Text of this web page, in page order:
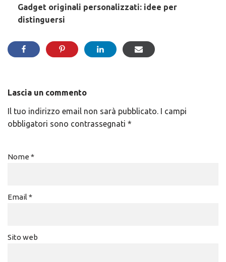
Gadget originali personalizzati: idee per
distinguersi
Lascia un commento
Il tuo indirizzo email non sarà pubblicato.
I campi
obbligatori sono contrassegnati *
Nome *
Email *
Sito web